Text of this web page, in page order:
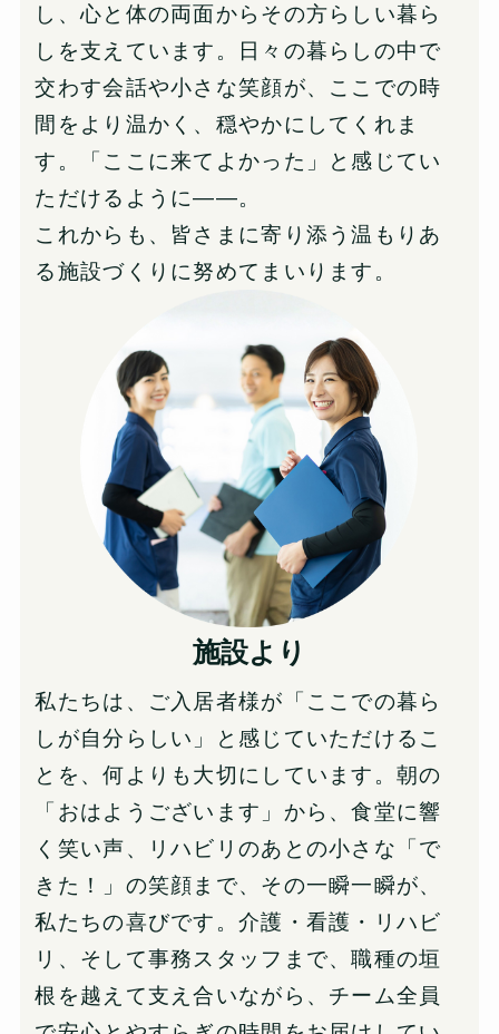
し、心と体の両面からその方らしい暮ら
しを支えています。日々の暮らしの中で
交わす会話や小さな笑顔が、ここでの時
間をより温かく、穏やかにしてくれま
す。「ここに来てよかった」と感じてい
ただけるように――。
これからも、皆さまに寄り添う温もりあ
る施設づくりに努めてまいります。
施設より
私たちは、ご入居者様が「ここでの暮ら
しが自分らしい」と感じていただけるこ
とを、何よりも大切にしています。朝の
「おはようございます」から、食堂に響
く笑い声、リハビリのあとの小さな「で
きた！」の笑顔まで、その一瞬一瞬が、
私たちの喜びです。介護・看護・リハビ
リ、そして事務スタッフまで、職種の垣
根を越えて支え合いながら、チーム全員